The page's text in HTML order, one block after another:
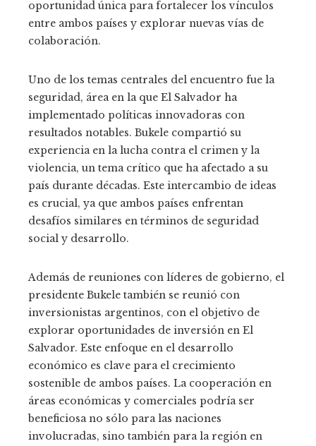
oportunidad única para fortalecer los vínculos
entre ambos países y explorar nuevas vías de
colaboración.
Uno de los temas centrales del encuentro fue la
seguridad, área en la que El Salvador ha
implementado políticas innovadoras con
resultados notables. Bukele compartió su
experiencia en la lucha contra el crimen y la
violencia, un tema crítico que ha afectado a su
país durante décadas. Este intercambio de ideas
es crucial, ya que ambos países enfrentan
desafíos similares en términos de seguridad
social y desarrollo.
Además de reuniones con líderes de gobierno, el
presidente Bukele también se reunió con
inversionistas argentinos, con el objetivo de
explorar oportunidades de inversión en El
Salvador. Este enfoque en el desarrollo
económico es clave para el crecimiento
sostenible de ambos países. La cooperación en
áreas económicas y comerciales podría ser
beneficiosa no sólo para las naciones
involucradas, sino también para la región en